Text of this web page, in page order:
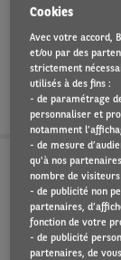
important
1. Garder votre
2. Une
d'esprit pour vous
Cookies
Avec votre accord,
et/ou par des
strictement
utilisés à des fins :
- de paramétrage
personnaliser et
notamment
- de mesure
qu'à nos
nombre de visiteurs
- de publicité non
partenaires,
fonction de votre
- de publicité
partenaires, de